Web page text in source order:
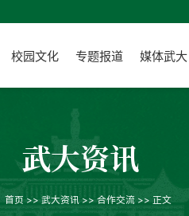
校园文化 专题报道 媒体武大
武大资讯
首页 >>武大资讯 >>合作交流 >> 正文